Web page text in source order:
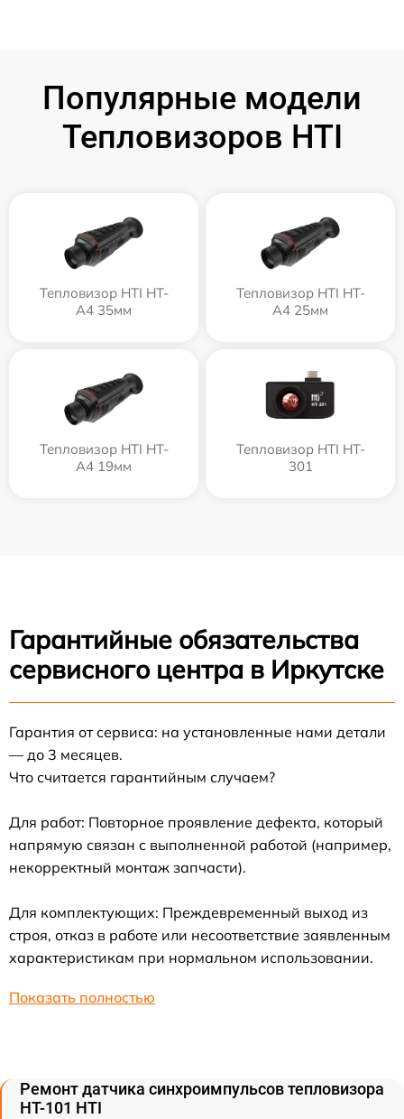
Популярные модели
Тепловизоров HTI
Тепловизор HTI HT-
A4 35мм
Тепловизор HTI HT-
A4 25мм
Тепловизор HTI HT-
A4 19мм
Тепловизор HTI HT-
301
Гарантийные обязательства
сервисного центра в Иркутске
Гарантия от сервиса: на установленные нами детали
— до 3 месяцев.
Что считается гарантийным случаем?
Для работ: Повторное проявление дефекта, который
напрямую связан с выполненной работой (например,
некорректный монтаж запчасти).
Для комплектующих: Преждевременный выход из
строя, отказ в работе или несоответствие заявленным
характеристикам при нормальном использовании.
Показать полностью
Ремонт датчика синхроимпульсов тепловизора
HT-101 HTI